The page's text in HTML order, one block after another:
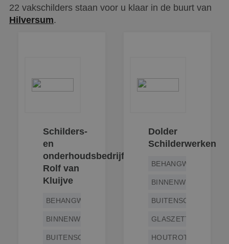
22 vakschilders staan voor u klaar in de buurt van
Hilversum.
Schilders-
en
onderhoudsbedrijf
Rolf van
Kluijve
BEHANGWERK
BINNENWERK
BUITENSCHILDERWERK
Dolder
Schilderwerken
BEHANGWERK
BINNENWERK
GLASZETTEN
HOUTROTREPARATIE